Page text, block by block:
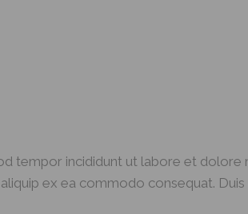
tempor incididunt ut labore et dolore
ex ea commodo consequat.